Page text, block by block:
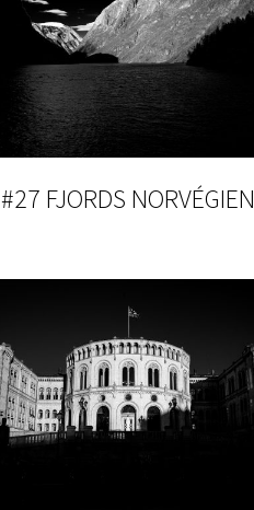
#27 FJORDS NORVÉGIEN